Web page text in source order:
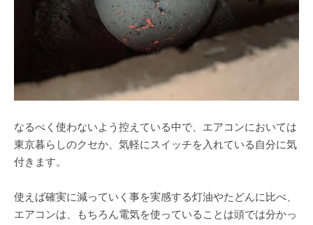
なるべく使わないよう控えている中で、エアコンにおいては
東京暮らしのクセか、気軽にスイッチを入れている自分に気
付きます。
使えば確実に減っていく事を実感する灯油やたどんに比べ、
エアコンは、もちろん電気を使っていることは頭では分かっ